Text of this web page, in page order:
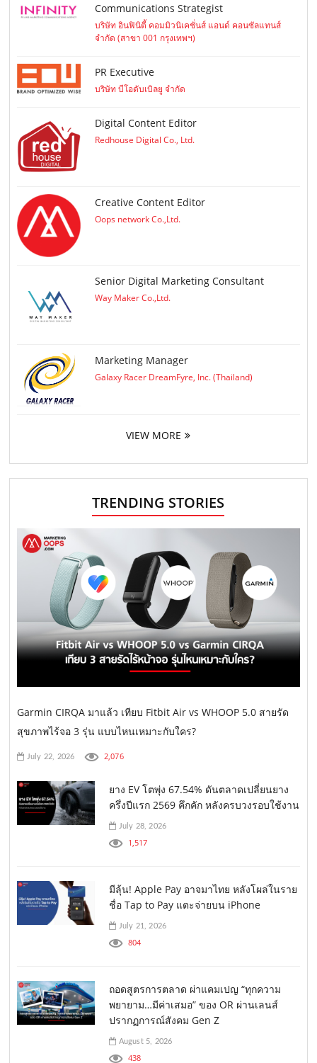
Communications Strategist
บริษัท อินฟินิตี้ คอมมิวนิเคชั่นส์ แอนด์ คอนซัลแทนส์
จำกัด (สาขา 001 กรุงเทพฯ)
PR Executive
บริษัท บีโอดับเบิลยู จำกัด
Digital Content Editor
Redhouse Digital Co., Ltd.
Creative Content Editor
Oops network Co.,Ltd.
Senior Digital Marketing Consultant
Way Maker Co.,Ltd.
Marketing Manager
Galaxy Racer DreamFyre, Inc. (Thailand)
VIEW MORE
TRENDING STORIES
Garmin CIRQA มาแล้ว เทียบ Fitbit Air vs WHOOP 5.0 สายรัด
สุขภาพไร้จอ 3 รุ่น แบบไหนเหมาะกับใคร?
July 22, 2026 2,076
ยาง EV โตพุ่ง 67.54% ดันตลาดเปลี่ยนยาง
ครึ่งปีแรก 2569 คึกคัก หลังครบวงรอบใช้งาน
July 28, 2026
1,517
มีลุ้น! Apple Pay อาจมาไทย หลังโผล่ในราย
ชื่อ Tap to Pay แตะจ่ายบน iPhone
July 21, 2026
804
ถอดสูตรการตลาด ผ่าแคมเปญ “ทุกความ
พยายาม…มีค่าเสมอ” ของ OR ผ่านเลนส์
ปรากฏการณ์สังคม Gen Z
August 5, 2026
438